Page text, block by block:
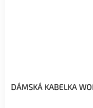
DÁMSKÁ KABELKA